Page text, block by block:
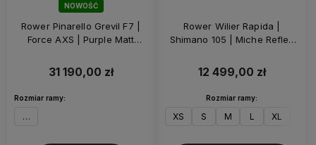
NOWOŚĆ
Rower Pinarello Grevil F7 |
Force AXS | Purple Matt
31 190,00 zł
Rozmiar ramy:
50
Rower Wilier Rapida |
Shimano 105 | Miche Reflex
12 499,00 zł
Rozmiar ramy:
XS S M L XL